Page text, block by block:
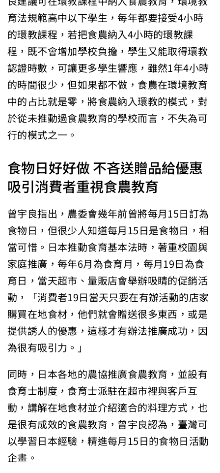
育法規範高中以下學生，每年都要接受4小時
的環教課程，若把食農納入4小時的環教課
程，既不會增加學校負擔，學生又能取得環教
認證時數，可讓更多學生響應，雖然1年4小時
的時間很少，但如果都不做，食農在環境教育
中的占比就是零，將食農納入環教的模式，對
於從未推動過食農教育的學校而言，不失為可
行的模式之一。
食物日好好做 不吝送贈品給優惠
吸引消費者重視食農教育
曾宇良指出，農委會幾年前曾將每月15日訂為
食物日，但很少人知道每月15日是食物日，相
當可惜。日本推動食育基本法時，著重校園與
家庭推廣，每年6月為食育月，每月19日為食
育日，當天超市、量販店會舉辦吸睛的促銷活
動，「消費者19日當天只要在有辦活動的店家
購買在地食材，他們就會贈送很多東西，或是
提供誘人的優惠，這樣才有辦法推廣成功，因
為很有吸引力。」
同時，日本各地的農協推廣食農教育，並設有
食育士制度，食育士派駐在超市裡與客戶互
動，講解在地食材並介紹適合的料理方式，也
是很有成效的食農教育，曾宇良認為，臺灣可
以學習日本經驗，精進每月15日的食物日活動
企畫。